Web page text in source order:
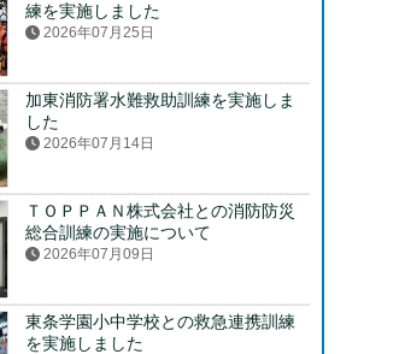
練を実施しました
2026年07月25日
加東消防署水難救助訓練を実施しま
した
2026年07月14日
ＴＯＰＰＡＮ株式会社との消防防災
総合訓練の実施について
2026年07月09日
東条学園小中学校との救急連携訓練
を実施しました